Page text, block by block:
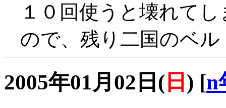
１０回使うと壊れて
ので、残り二国のベ
2005年01月02日( 日 ) [n